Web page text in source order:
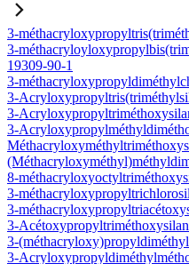
3-
3-
19309-90-1
3-
3-
3-
3-
8-
3-
3-
3-
3-
3-